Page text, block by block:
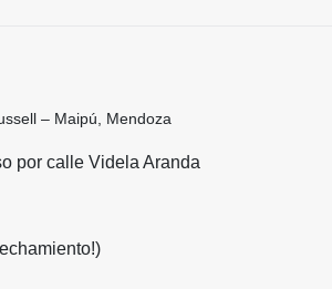
– Maipú, Mendoza
por calle Videla Aranda